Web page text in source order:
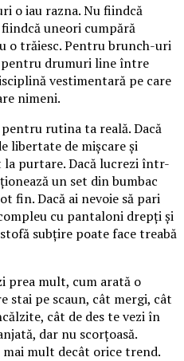
o iau razna. Nu fiindcă
uneori cumpără
o trăiesc. Pentru brunch-uri
pentru drumuri line între
vestimentară pe care
nimeni.
rutina ta reală. Dacă
libertate de mișcare și
la purtare. Dacă lucrezi într-
un set din bumbac
fin. Dacă ai nevoie să pari
cu pantaloni drepți și
subțire poate face treabă
prea mult, cum arată o
stai pe scaun, cât mergi, cât
cât de des te vezi în
dar nu scorțoasă.
mai mult decât orice trend.